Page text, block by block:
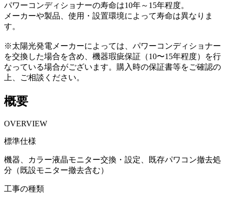
パワーコンディショナーの寿命は10年～15年程度。
メーカーや製品、使用・設置環境によって寿命は異なりま
す。
※太陽光発電メーカーによっては、パワーコンディショナー
を交換した場合を含め、機器瑕疵保証（10〜15年程度）を行
なっている場合がございます。購入時の保証書等をご確認の
上、ご相談ください。
概要
OVERVIEW
標準仕様
機器、カラー液晶モニター交換・設定、既存パワコン撤去処
分（既設モニター撤去含む）
工事の種類